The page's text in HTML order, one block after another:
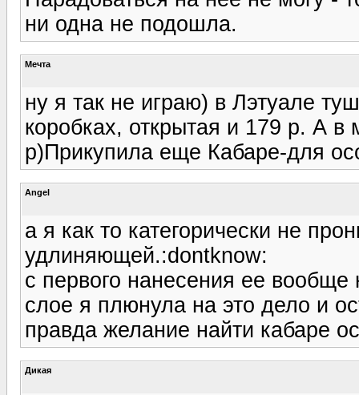
ни одна не подошла.
Мечта
ну я так не играю) в Лэтуале
коробках, открытая и 179 р. А в
р)Прикупила еще Кабаре-для
Angel
а я как то категорически не
удлиняющей.:dontknow:
с первого нанесения ее
слое я плюнула на это дело и
правда желание найти кабаре
Дикая